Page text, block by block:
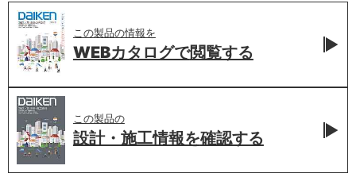
この製品の情報を
WEBカタログで閲覧する
この製品の
設計・施工情報を確認する